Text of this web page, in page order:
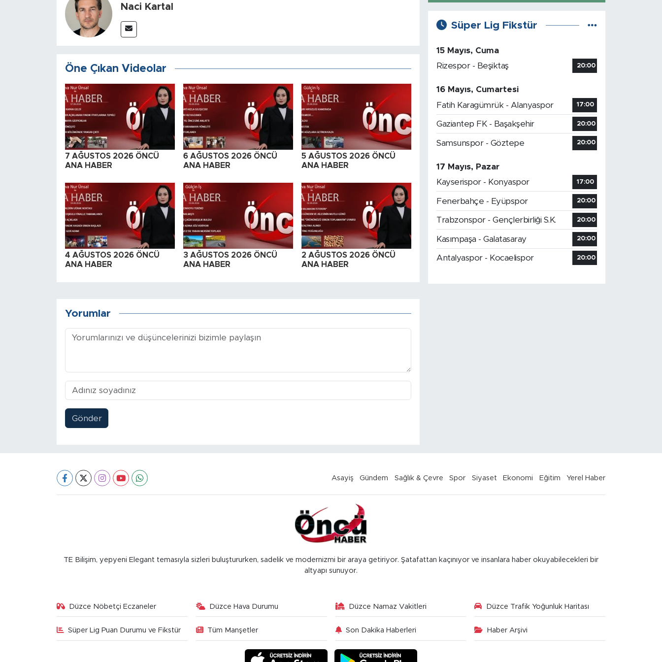
Naci Kartal
Öne Çıkan Videolar
7 AĞUSTOS 2026 ÖNCÜ
ANA HABER
6 AĞUSTOS 2026 ÖNCÜ
ANA HABER
5 AĞUSTOS 2026 ÖNCÜ
ANA HABER
4 AĞUSTOS 2026 ÖNCÜ
ANA HABER
3 AĞUSTOS 2026 ÖNCÜ
ANA HABER
2 AĞUSTOS 2026 ÖNCÜ
ANA HABER
Yorumlar
Gönder
Süper Lig Fikstür
15 Mayıs, Cuma
Rizespor - Beşiktaş
20:00
16 Mayıs, Cumartesi
Fatih Karagümrük - Alanyaspor
17:00
Gaziantep FK - Başakşehir 20:00
Samsunspor - Göztepe 20:00
17 Mayıs, Pazar
Kayserispor - Konyaspor
17:00
Fenerbahçe - Eyüpspor 20:00
Trabzonspor - Gençlerbirliği S.K. 20:00
Kasımpaşa - Galatasaray 20:00
Antalyaspor - Kocaelispor 20:00
Asayiş Gündem Sağlık & Çevre Spor Siyaset Ekonomi Eğitim Yerel Haber
TE Bilişim, yepyeni Elegant temasıyla sizleri buluştururken, sadelik ve modernizmi bir araya getiriyor. Şatafattan kaçınıyor ve insanlara haber okuyabilecekleri bir
altyapı sunuyor.
Düzce Nöbetçi Eczaneler Düzce Hava Durumu Düzce Namaz Vakitleri Düzce Trafik Yoğunluk Haritası
Süper Lig Puan Durumu ve Fikstür Tüm Manşetler Son Dakika Haberleri Haber Arşivi